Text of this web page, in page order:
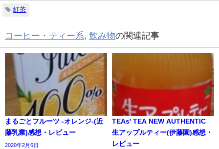
紅茶
コーヒー・ティー系, 飲み物の関連記事
まるごとフルーツ -オレンジ-(近
藤乳業)感想・レビュー
2020年2月6日
TEAs' TEA NEW AUTHENTIC
生アップルティー(伊藤園)感想・
レビュー